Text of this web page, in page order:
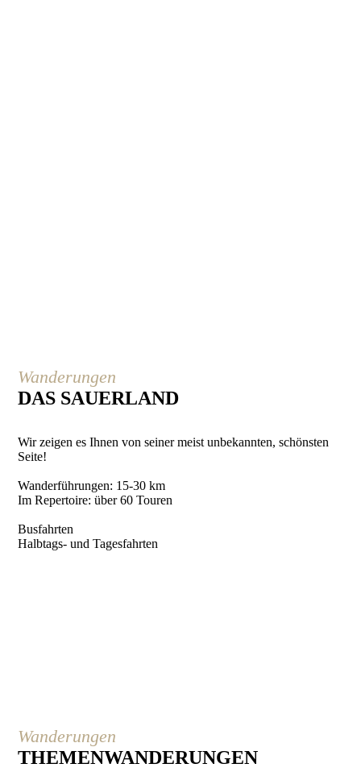
Wanderungen
DAS SAUERLAND
Wir zeigen es Ihnen von seiner meist unbekannten, schönsten
Seite!
Wanderführungen: 15-30 km
Im Repertoire: über 60 Touren
Busfahrten
Halbtags- und Tagesfahrten
Wanderungen
THEMENWANDERUNGEN